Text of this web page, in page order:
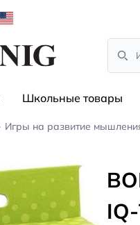
Школьные товары
Игры на развитие